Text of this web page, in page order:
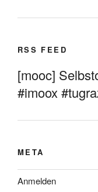
RSS FEED
[mooc]
#imoox
META
Anmelden